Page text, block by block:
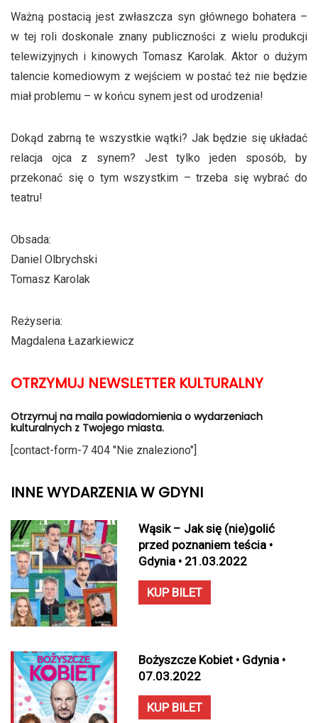
Ważną postacią jest zwłaszcza syn głównego bohatera –
w tej roli doskonale znany publiczności z wielu produkcji
telewizyjnych i kinowych Tomasz Karolak. Aktor o dużym
talencie komediowym z wejściem w postać też nie będzie
miał problemu – w końcu synem jest od urodzenia!
Dokąd zabrną te wszystkie wątki? Jak będzie się układać
relacja ojca z synem? Jest tylko jeden sposób, by
przekonać się o tym wszystkim – trzeba się wybrać do
teatru!
Obsada:
Daniel Olbrychski
Tomasz Karolak
Reżyseria:
Magdalena Łazarkiewicz
OTRZYMUJ NEWSLETTER KULTURALNY
Otrzymuj na maila powiadomienia o wydarzeniach
kulturalnych z Twojego miasta.
[contact-form-7 404 "Nie znaleziono"]
INNE WYDARZENIA W GDYNI
Wąsik – Jak się (nie)golić
przed poznaniem teścia •
Gdynia • 21.03.2022
KUP BILET
Bożyszcze Kobiet • Gdynia •
07.03.2022
KUP BILET